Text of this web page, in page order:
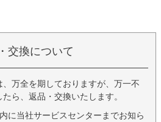
交換について
万全を期しておりますが、万一不
ら、返品・交換いたします。
に当社サービスセンターまでお知ら